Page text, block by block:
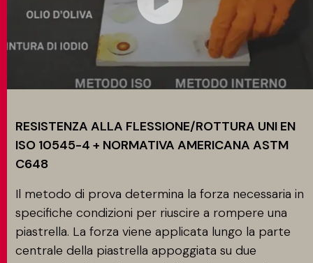
RESISTENZA ALLA FLESSIONE/ROTTURA UNI EN
ISO 10545-4 + NORMATIVA AMERICANA ASTM
C648
Il metodo di prova determina la forza necessaria in
specifiche condizioni per riuscire a rompere una
piastrella. La forza viene applicata lungo la parte
centrale della piastrella appoggiata su due